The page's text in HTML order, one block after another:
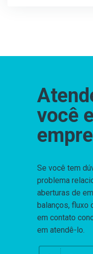
você
Se você tem
problema
aberturas de
balanços, fluxo
em contato
em atendê-lo.